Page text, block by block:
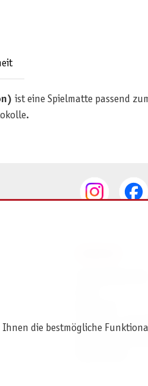
ist eine Spielmatte passend
Versand- und
Ihnen die bestmögliche